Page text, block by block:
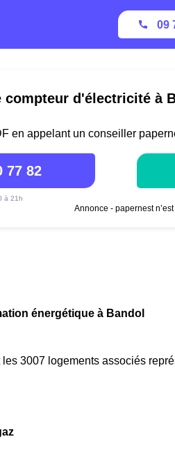
09
compteur d'électricité à
en appelant un conseiller
77 82
à 21h
Annonce - papernest
énergétique à Bandol
3007 logements associés